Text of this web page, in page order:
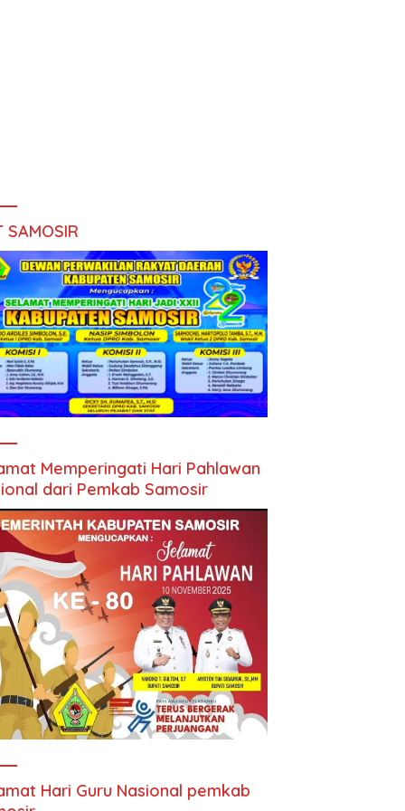
SAMOSIR
Memperingati Hari Pahlawan
dari Pemkab Samosir
Hari Guru Nasional pemkab